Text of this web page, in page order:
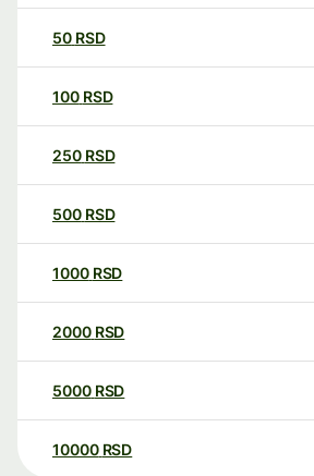
50 RSD
100 RSD
250 RSD
500 RSD
1000 RSD
2000 RSD
5000 RSD
10000 RSD